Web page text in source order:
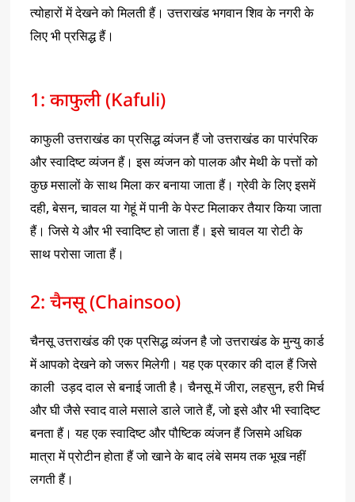
त्योहारों में देखने को मिलती हैं। उत्तराखंड भगवान शिव के नगरी के
लिए भी प्रसिद्ध हैं।
1: काफुली (Kafuli)
काफुली उत्तराखंड का प्रसिद्ध व्यंजन हैं जो उत्तराखंड का पारंपरिक
और स्वादिष्ट व्यंजन हैं। इस व्यंजन को पालक और मेथी के पत्तों को
कुछ मसालों के साथ मिला कर बनाया जाता हैं। ग्रेवी के लिए इसमें
दही, बेसन, चावल या गेहूं में पानी के पेस्ट मिलाकर तैयार किया जाता
हैं। जिसे ये और भी स्वादिष्ट हो जाता हैं। इसे चावल या रोटी के
साथ परोसा जाता हैं।
2: चैनसू (Chainsoo)
चैनसू उत्तराखंड की एक प्रसिद्ध व्यंजन है जो उत्तराखंड के मुन्यु कार्ड
में आपको देखने को जरूर मिलेगी। यह एक प्रकार की दाल हैं जिसे
काली उड़द दाल से बनाई जाती है। चैनसू में जीरा, लहसुन, हरी मिर्च
और घी जैसे स्वाद वाले मसाले डाले जाते हैं, जो इसे और भी स्वादिष्ट
बनता हैं। यह एक स्वादिष्ट और पौष्टिक व्यंजन हैं जिसमे अधिक
मात्रा में प्रोटीन होता हैं जो खाने के बाद लंबे समय तक भूख नहीं
लगती हैं।